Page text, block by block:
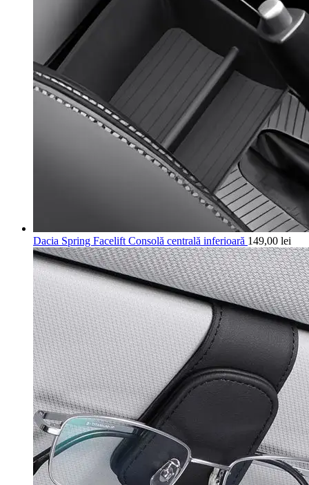
Dacia Spring Facelift Consolă centrală inferioară 149,00 lei